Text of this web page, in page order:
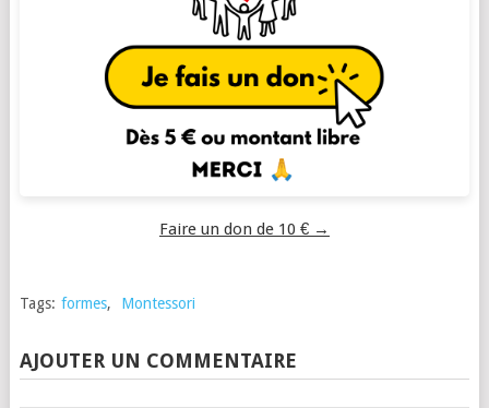
Faire un don de 10 € →
Tags: formes, Montessori
AJOUTER UN COMMENTAIRE